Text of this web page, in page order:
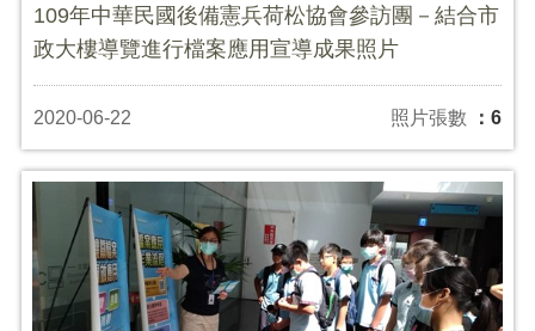
109年中華民國後備憲兵荷松協會參訪團－結合市
政大樓導覽進行檔案應用宣導成果照片
2020-06-22 照片張數 ：6